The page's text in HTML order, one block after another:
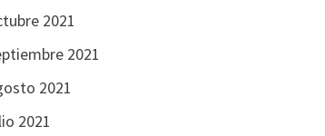
2021
2021
2021
2021